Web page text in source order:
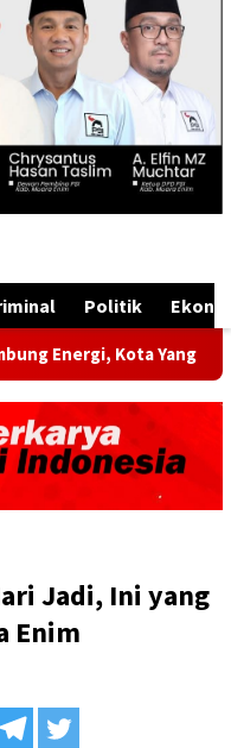
Politik
Yang Kaya Energi
Jadi, Ini yang
Enim